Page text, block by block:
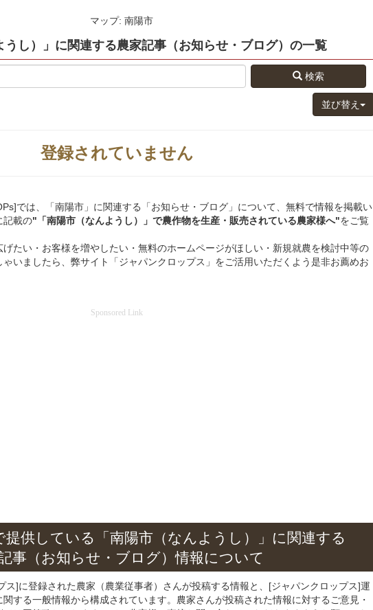
マップ: 南陽市
うし）」 に関連する農家記事（お知らせ・ブログ） の一覧
検索
並び替え
登録されていません
では、「南陽市」に関連する「お知らせ・ブログ」について、無料で情報を掲載い
記載の"「南陽市（なんようし）」 で農作物を生産・販売されている農家様へ"をご覧
たい・お客様を増やしたい・無料のホームページがほしい・新規就農を検討中等の
いましたら、弊サイト「ジャパンクロップス」をご活用いただくよう是非お薦めお
Sponsored Link
提供している 「南陽市（なんようし）」 に関連する
事（お知らせ・ブログ）情報について
ス]に登録された農家（農業従事者）さんが投稿する情報と、[ジャパンクロップス]運
する一般情報から構成されています。農家さんが投稿された情報に対するご意見・